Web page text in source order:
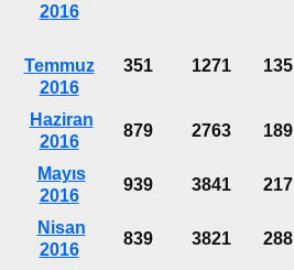
2016
Temmuz
2016
351 1271 135
Haziran
2016
879 2763 189
Mayıs
2016
939 3841 217
Nisan
2016
839 3821 288